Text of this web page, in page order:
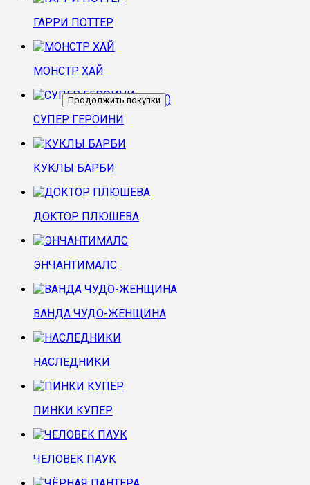
ГАРРИ ПОТТЕР
МОНСТР ХАЙ
СУПЕР ГЕРОИНИ
КУКЛЫ БАРБИ
ДОКТОР ПЛЮШЕВА
ЭНЧАНТИМАЛС
ВАНДА ЧУДО-ЖЕНЩИНА
НАСЛЕДНИКИ
ПИНКИ КУПЕР
ЧЕЛОВЕК ПАУК
Перейти в корзину ()
Продолжить покупки